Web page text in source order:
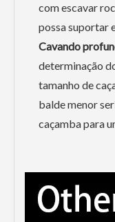
com escavar
possa suportar
Cavando
determinação
tamanho de
balde menor
caçamba para